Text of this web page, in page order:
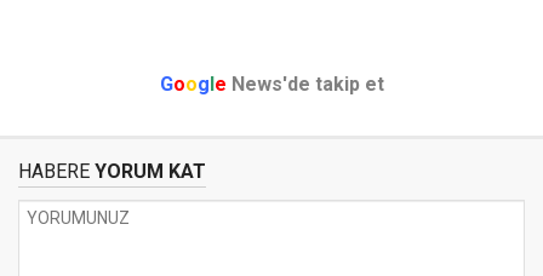
Google News'de takip et
HABERE YORUM KAT